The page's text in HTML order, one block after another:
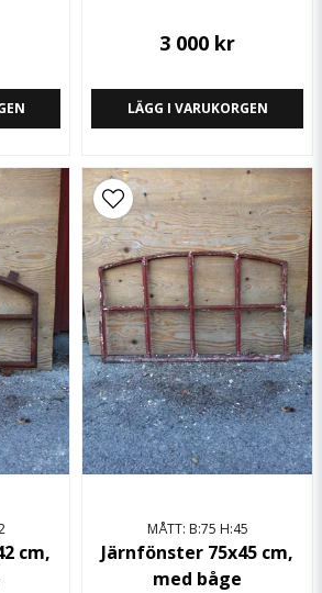
3 000 kr
LÄGG I VARUKORGEN
cm,
MÅTT: B:75 H:45
Järnfönster 75x45 cm,
med båge